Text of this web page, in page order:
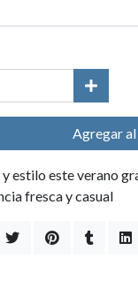
Agregar
estilo este verano
fresca y casual